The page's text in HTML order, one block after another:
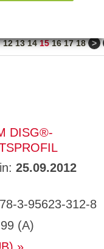
12 13 14 15 16 17 18 >
DISG®-
25.09.2012
3-95623-312-8
(A)
des
aktuellen